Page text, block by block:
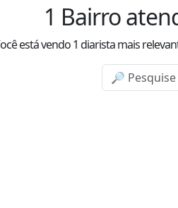
1 Bairro
está vendo1 diarista mais